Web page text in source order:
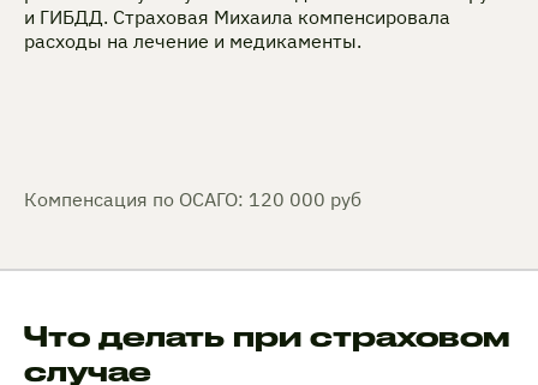
и ГИБДД. Страховая Михаила компенсировала
расходы на лечение и медикаменты.
Компенсация по ОСАГО: 120 000 руб
Что делать при страховом
случае